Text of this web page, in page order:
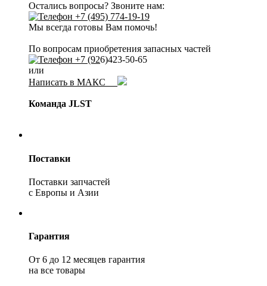
Остались вопросы? Звоните нам:
+7 (495) 774-19-19
Мы всегда готовы Вам помочь!
По вопросам приобретения запасных частей
+7 (926)423-50-65
или
Написать в МАКС
Команда JLST
Поставки
Поставки запчастей
с Европы и Азии
Гарантия
От 6 до 12 месяцев гарантия
на все товары